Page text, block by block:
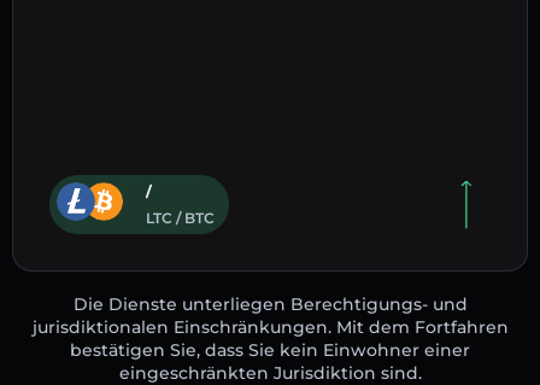
/
LTC / BTC
Die Dienste unterliegen Berechtigungs- und
jurisdiktionalen Einschränkungen. Mit dem Fortfahren
bestätigen Sie, dass Sie kein Einwohner einer
eingeschränkten Jurisdiktion sind.